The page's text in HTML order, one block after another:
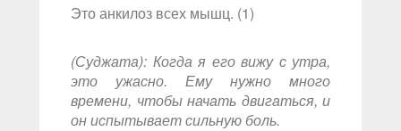
Это анкилоз всех мышц. (1)
(Суджата): Когда я его вижу с утра,
это ужасно. Ему нужно много
времени, чтобы начать двигаться, и
он испытывает сильную боль.